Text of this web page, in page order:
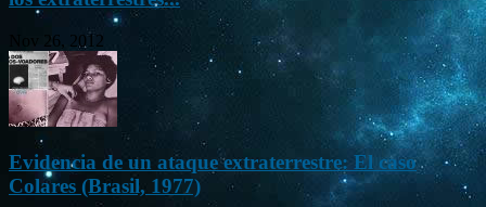
Nov 26, 2012
Evidencia de un ataque extraterrestre: El caso
Colares (Brasil, 1977)